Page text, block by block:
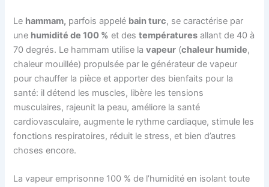
Le hammam, parfois appelé bain turc, se caractérise par
une humidité de 100 % et destempératures allant de 40 à
70 degrés. Le hammam utilise lavapeur (chaleur humide,
chaleur mouillée) propulsée par le générateur de vapeur
pour chauffer la pièce et apporter des bienfaits pour la
santé: il détend les muscles, libère les tensions
musculaires, rajeunit la peau, améliore la santé
cardiovasculaire, augmente le rythme cardiaque, stimule les
fonctions respiratoires, réduit le stress, et bien d’autres
choses encore.
La vapeur emprisonne 100 % de l’humidité en isolant toute